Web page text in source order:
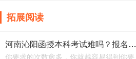
拓展阅读
河南沁阳函授本科考试难吗？报名窗口
你要求的次数愈多，你就越容易得到你要